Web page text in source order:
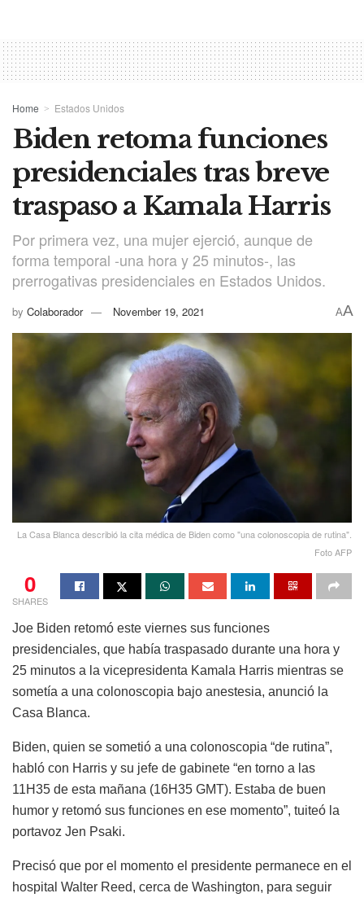
Home Estados Unidos
Biden retoma funciones
presidenciales tras breve
traspaso a Kamala Harris
Por primera vez, una mujer ejerció, aunque de
forma temporal -una hora y 25 minutos-, las
prerrogativas presidenciales en Estados Unidos.
by Colaborador November 19, 2021 AA
La Casa Blanca describió la cita médica de Biden como "una colonoscopia de rutina".
Foto AFP
0
SHARES
Joe Biden retomó este viernes sus funciones
presidenciales, que había traspasado durante una hora y
25 minutos a la vicepresidenta Kamala Harris mientras se
sometía a una colonoscopia bajo anestesia, anunció la
Casa Blanca.
Biden, quien se sometió a una colonoscopia “de rutina”,
habló con Harris y su jefe de gabinete “en torno a las
11H35 de esta mañana (16H35 GMT). Estaba de buen
humor y retomó sus funciones en ese momento”, tuiteó la
portavoz Jen Psaki.
Precisó que por el momento el presidente permanece en el
hospital Walter Reed, cerca de Washington, para seguir